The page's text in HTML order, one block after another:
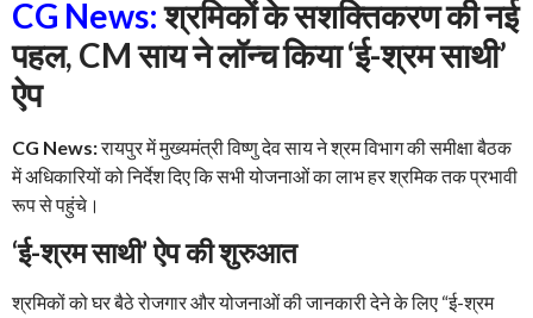
CG News:श्रमिकों के सशक्तिकरण की नई
पहल, CM साय ने लॉन्च किया ‘ई-श्रम साथी’
ऐप
CG News:रायपुर में मुख्यमंत्री विष्णु देव साय ने श्रम विभाग की समीक्षा बैठक
में अधिकारियों को निर्देश दिए कि सभी योजनाओं का लाभ हर श्रमिक तक प्रभावी
रूप से पहुंचे।
‘ई-श्रम साथी’ ऐप की शुरुआत
श्रमिकों को घर बैठे रोजगार और योजनाओं की जानकारी देने के लिए “ई-श्रम